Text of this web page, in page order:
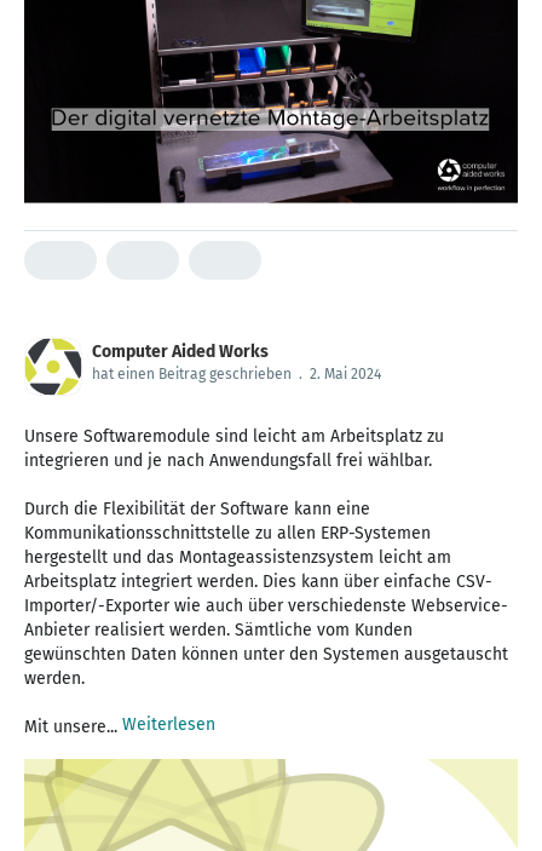
Computer Aided Works
hat einen Beitrag geschrieben . 2. Mai 2024
Unsere Softwaremodule sind leicht am Arbeitsplatz zu
integrieren und je nach Anwendungsfall frei wählbar.
Durch die Flexibilität der Software kann eine
Kommunikationsschnittstelle zu allen ERP-Systemen
hergestellt und das Montageassistenzsystem leicht am
Arbeitsplatz integriert werden. Dies kann über einfache CSV-
Importer/-Exporter wie auch über verschiedenste Webservice-
Anbieter realisiert werden. Sämtliche vom Kunden
gewünschten Daten können unter den Systemen ausgetauscht
werden.
Mit unsere... Weiterlesen